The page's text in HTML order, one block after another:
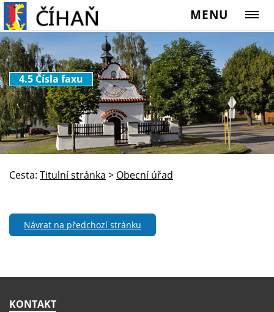
MENU
4.5 Čísla faxu
Cesta: Titulní stránka > Obecní úřad
Návrat na předchozí stránku
KONTAKT